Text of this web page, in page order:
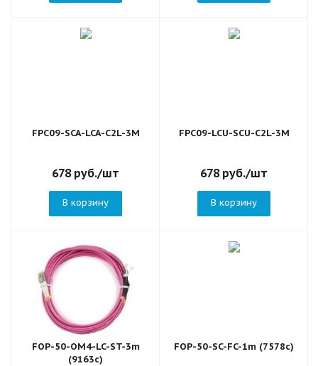
FPC09-SCA-LCA-C2L-3M
678руб./шт
В корзину
FPC09-LCU-SCU-C2L-3M
678руб./шт
В корзину
FOP-50-OM4-LC-ST-3m
(9163c)
FOP-50-SC-FC-1m (7578c)